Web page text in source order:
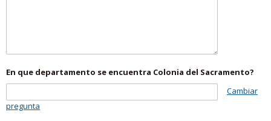
En que departamento se encuentra Colonia del Sacramento?
Cambiar
pregunta